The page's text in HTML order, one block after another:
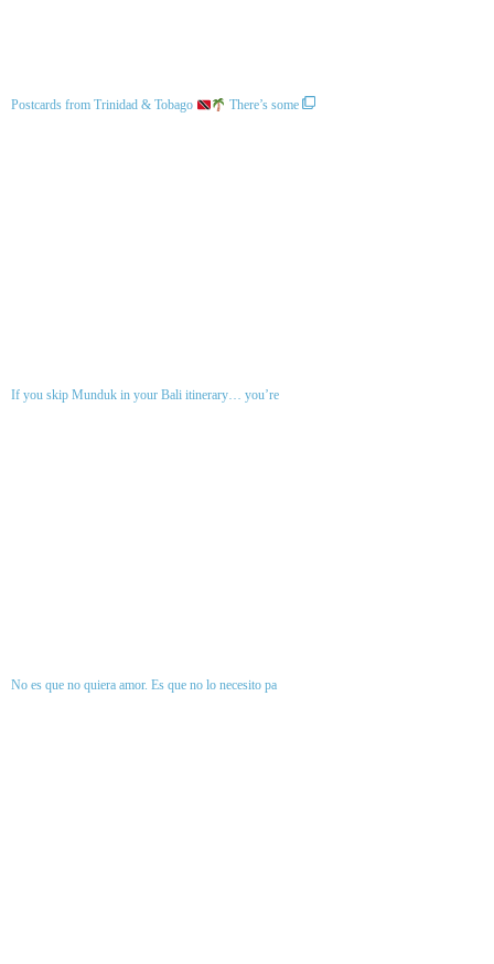
Postcards from Trinidad & Tobago There’s some
If you skip Munduk in your Bali itinerary… you’re
No es que no quiera amor. Es que no lo necesito pa